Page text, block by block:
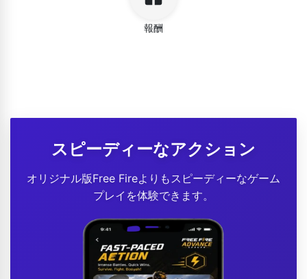
報酬
スピーディーなアクション
オリジナル版Free Fireよりもスピーディーなゲーム
プレイを体験できます。